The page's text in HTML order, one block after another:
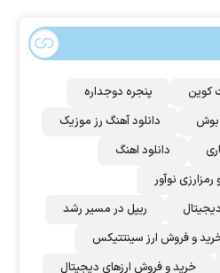
کوین
پنجره دوجداره
بوش
دانلود آهنگ رز‌ موزیک
دانلود اهنگ
نوآور
ریپل در مسیر رشد
و فروش ارز سینتتیکس
خرید و فروش ارزهای دیجیتال